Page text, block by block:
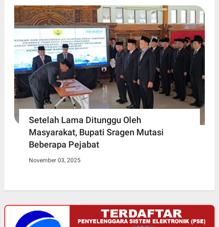
Setelah Lama Ditunggu Oleh
Masyarakat, Bupati Sragen Mutasi
Beberapa Pejabat
November 03, 2025